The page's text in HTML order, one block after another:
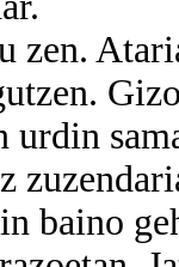
urdin
baino